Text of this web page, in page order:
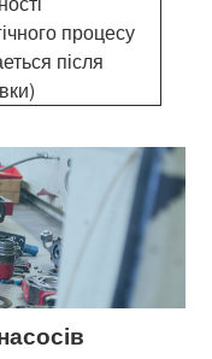
процесу
після